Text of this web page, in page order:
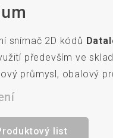
snímač 2D kódů
především ve
průmysl, obalový
list